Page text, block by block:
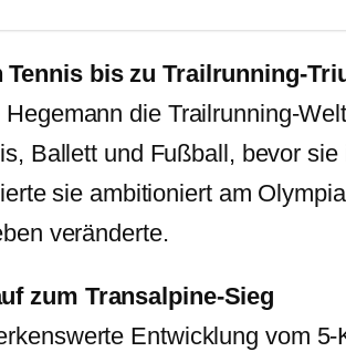
Tennis bis zu Trailrunning-
die Trailrunning-
Ballett und Fußball, bevor
sie ambitioniert am
veränderte.
zum Transalpine-Sieg
Entwicklung vom